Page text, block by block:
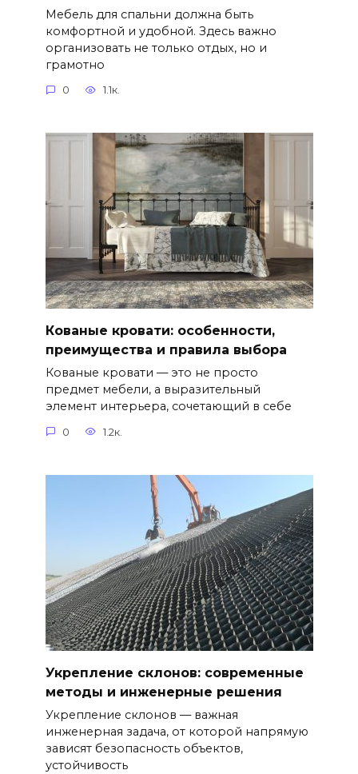
Мебель для спальни должна быть
комфортной и удобной. Здесь важно
организовать не только отдых, но и
грамотно
0 1.1к.
Кованые кровати: особенности,
преимущества и правила выбора
Кованые кровати — это не просто
предмет мебели, а выразительный
элемент интерьера, сочетающий в себе
0 1.2к.
Укрепление склонов: современные
методы и инженерные решения
Укрепление склонов — важная
инженерная задача, от которой напрямую
зависят безопасность объектов,
устойчивость